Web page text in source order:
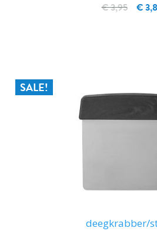
€
€ 3,95
SALE!
deegkrabber/